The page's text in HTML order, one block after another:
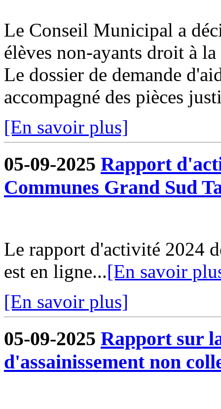
Le Conseil Municipal a
élèves non-ayants droit à
Le dossier de demande
accompagné des pièces
[En savoir plus]
05-09-2025 Rapport
Communes Grand Sud
Le rapport d'activité 2024
est en ligne...[En savoir
[En savoir plus]
05-09-2025 Rapport sur
d'assainissement non